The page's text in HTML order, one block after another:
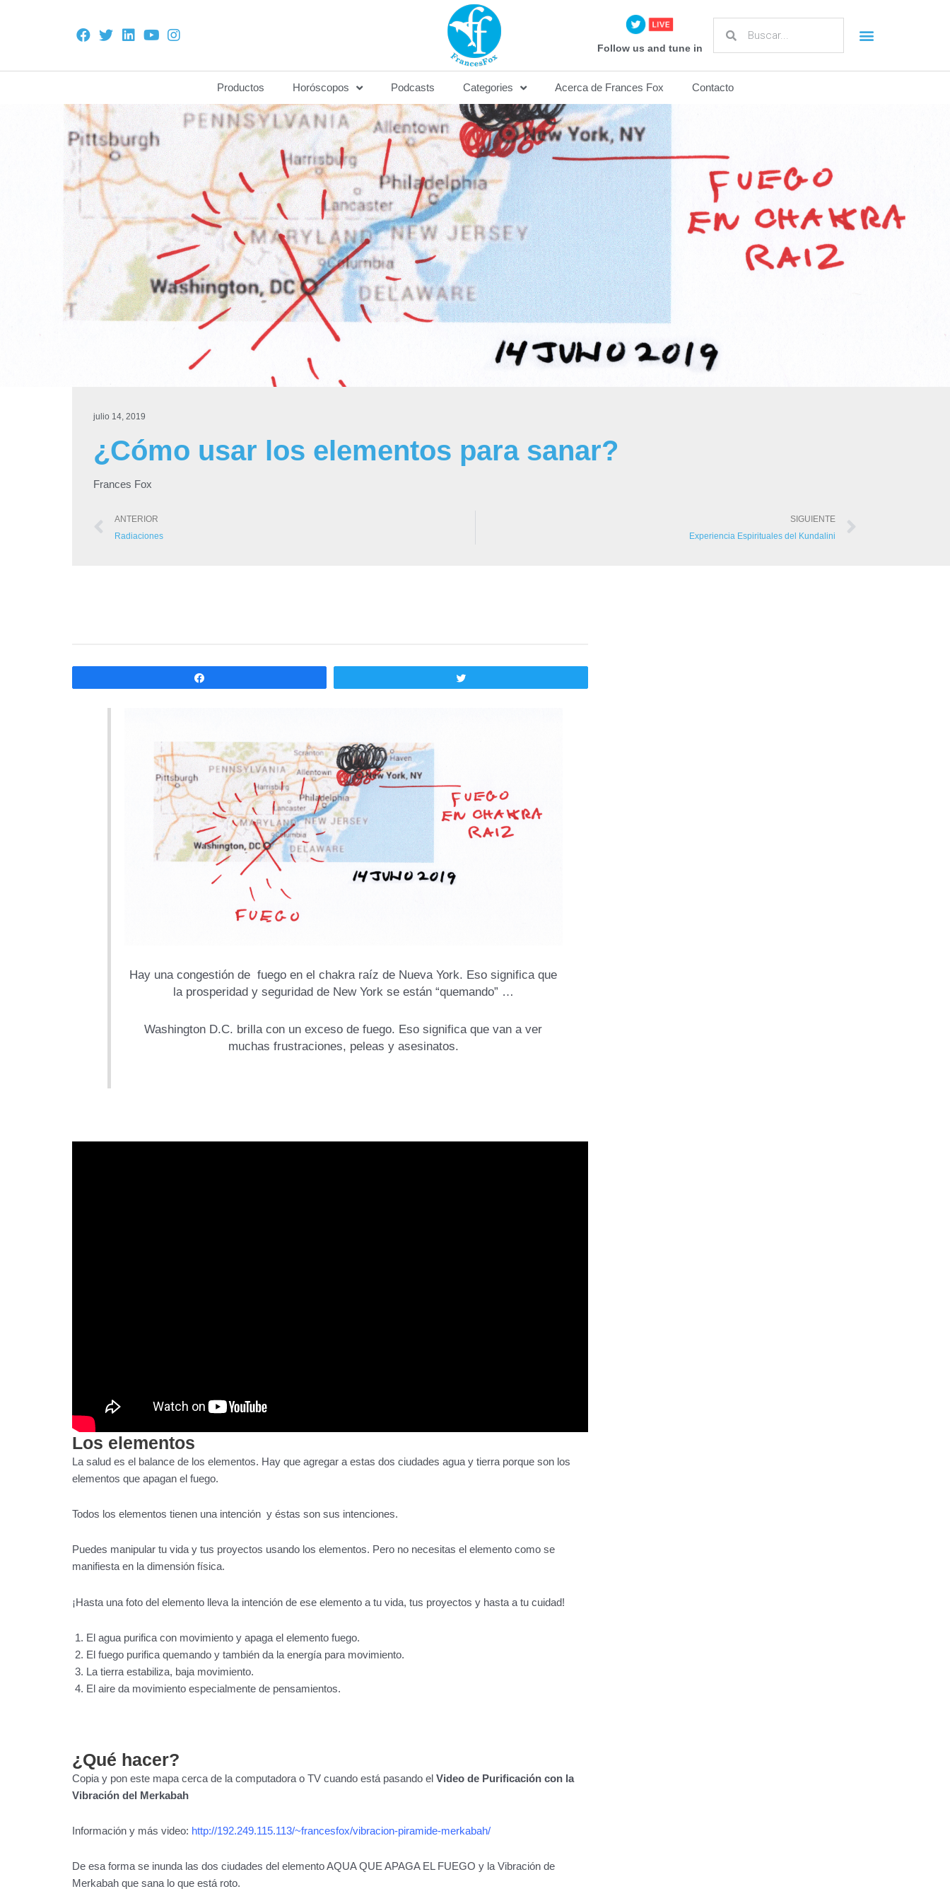
Follow us and tune in
Productos Horóscopos Podcasts Categories Acerca de Frances Fox Contacto
julio 14, 2019
¿Cómo usar los elementos para sanar?
Frances Fox
ANTERIOR
Radiaciones
SIGUIENTE
Experiencia Espirituales del Kundalini
Hay una congestión de fuego en el chakra raíz de Nueva York. Eso significa que
la prosperidad y seguridad de New York se están “quemando” …
Washington D.C. brilla con un exceso de fuego. Eso significa que van a ver
muchas frustraciones, peleas y asesinatos.
Los elementos
La salud es el balance de los elementos. Hay que agregar a estas dos ciudades agua y tierra porque son los
elementos que apagan el fuego.
Todos los elementos tienen una intención y éstas son sus intenciones.
Puedes manipular tu vida y tus proyectos usando los elementos. Pero no necesitas el elemento como se
manifiesta en la dimensión física.
¡Hasta una foto del elemento lleva la intención de ese elemento a tu vida, tus proyectos y hasta a tu cuidad!
El agua purifica con movimiento y apaga el elemento fuego.
El fuego purifica quemando y también da la energía para movimiento.
La tierra estabiliza, baja movimiento.
El aire da movimiento especialmente de pensamientos.
¿Qué hacer?
Copia y pon este mapa cerca de la computadora o TV cuando está pasando el Video de Purificación con la
Vibración del Merkabah
Información y más video: http://192.249.115.113/~francesfox/vibracion-piramide-merkabah/
De esa forma se inunda las dos ciudades del elemento AQUA QUE APAGA EL FUEGO y la Vibración de
Merkabah que sana lo que está roto.